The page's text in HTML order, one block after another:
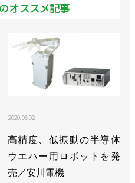
現場で稼働開始／安川電
vol.3]AIがロボ導入や運
オススメ記事
2020.06.02
高精度、低振動の半導体
ウエハー用ロボットを発
売／安川電機